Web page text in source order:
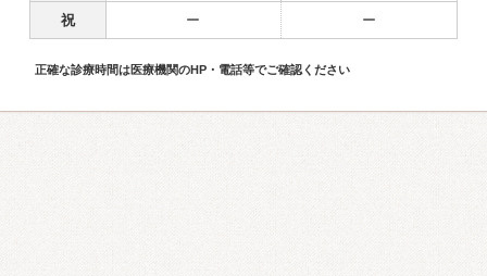
祝 ー ー
正確な診療時間は医療機関のHP・電話等でご確認ください